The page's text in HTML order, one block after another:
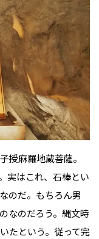
授麻羅地蔵菩薩。
実はこれ、石棒とい
のだ。もちろん男
なのだろう。縄文時
たという。従って完